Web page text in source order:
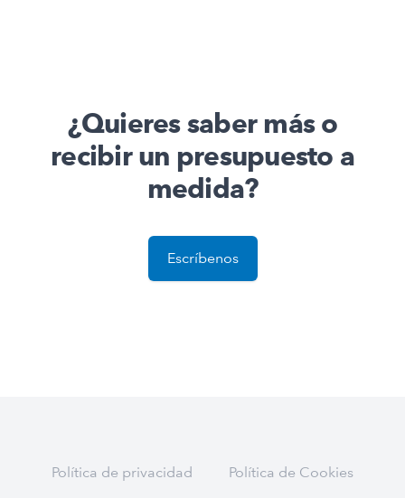
¿Quieres saber más o
recibir un presupuesto a
medida?
Escríbenos
Política de privacidad Política de Cookies